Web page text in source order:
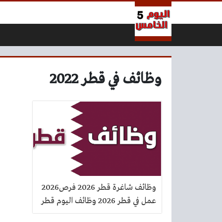
التخطي إلى المحتوى
وظائف في قطر 2022
وظائف شاغرة قطر 2026 فرص2026
عمل في قطر 2026 وظائف اليوم قطر